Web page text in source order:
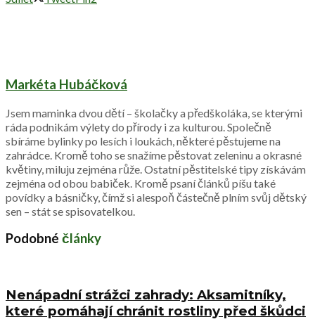
Markéta Hubáčková
Jsem maminka dvou dětí – školačky a předškoláka, se kterými
ráda podnikám výlety do přírody i za kulturou. Společně
sbíráme bylinky po lesích i loukách, některé pěstujeme na
zahrádce. Kromě toho se snažíme pěstovat zeleninu a okrasné
květiny, miluju zejména růže. Ostatní pěstitelské tipy získávám
zejména od obou babiček. Kromě psaní článků píšu také
povídky a básničky, čímž si alespoň částečně plním svůj dětský
sen – stát se spisovatelkou.
Podobné články
Nenápadní strážci zahrady: Aksamitníky,
které pomáhají chránit rostliny před škůdci